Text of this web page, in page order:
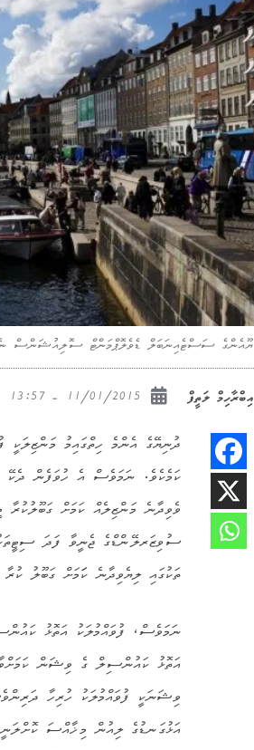
ޔޫއެންގެ ސަސްޓެއިނަބަލް ޑެވެލޮޕްމަންޓް ސޮލިއުޝަންސް ނެޓްވޯކް އިން 2012 ވަނަ އަހަރުގެ އެންމެ އުފާވެރި ގައުމުކަމަށް
އިބްރާހިމް ލަތީފް
ދުނިޔޭގެ އެންމެ ހިތްގައިމު މަންޒިލަކީ
ވެވިދާނެ މަންޒިލެއް ކަމަށް
ސުވިޒަރލޭންޑްގެ ޖެނީވާ ފަދަ
ތަކުގައި ލިޔެވިދާނެ ކަަމަށް ގަބޫލު
ނަމަވެސް، ފުވައްމުލަކު އަތޮޅު
އަތޮޅު ކައުންސިލް ގެ ވިޝަން
ވިޝަނަކީ ފުވައްމުލަކު ހުރިހާ
އަޅުގަނޑުގެ ލިއުން މިޚާއްސަ